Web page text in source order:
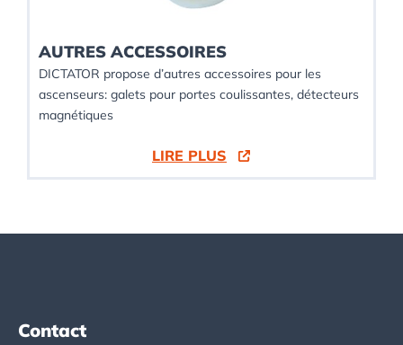
AUTRES ACCESSOIRES
DICTATOR propose d’autres accessoires pour les
ascenseurs: galets pour portes coulissantes, détecteurs
magnétiques
LIRE PLUS
Footer
Contact